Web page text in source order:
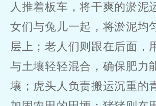
人推着板车，将干爽的淤泥
女们与兔儿一起，将淤泥均
层上；老人们则跟在后面，
与土壤轻轻混合，确保肥力
壤；虎头人负责搬运沉重的